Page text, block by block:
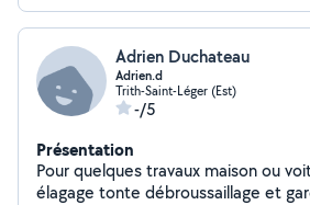
Adrien Duchateau
Adrien.d
Trith-Saint-Léger (Est)
-/5
Présentation
Pour quelques travaux maison ou voiture ou
élagage tonte débroussaillage et